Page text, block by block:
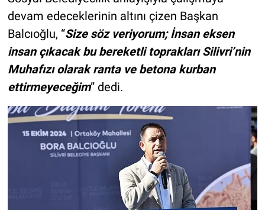
devam edeceklerinin altını çizen Başkan
Balcıoğlu, “Size söz veriyorum; İnsan eksen
insan çıkacak bu bereketli toprakları Silivri’nin
Muhafızı olarak ranta ve betona kurban
ettirmeyeceğim” dedi.